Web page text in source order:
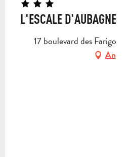
L'ESCALE D'AUBAGNE
17 boulevard des
Anfahrt